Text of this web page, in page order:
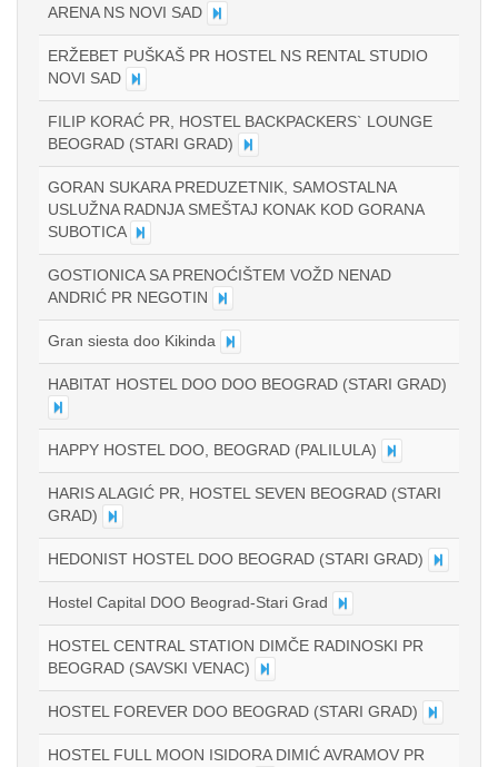
ARENA NS NOVI SAD
ERŽEBET PUŠKAŠ PR HOSTEL NS RENTAL STUDIO
NOVI SAD
FILIP KORAĆ PR, HOSTEL BACKPACKERS` LOUNGE
BEOGRAD (STARI GRAD)
GORAN SUKARA PREDUZETNIK, SAMOSTALNA
USLUŽNA RADNJA SMEŠTAJ KONAK KOD GORANA
SUBOTICA
GOSTIONICA SA PRENOĆIŠTEM VOŽD NENAD
ANDRIĆ PR NEGOTIN
Gran siesta doo Kikinda
HABITAT HOSTEL DOO DOO BEOGRAD (STARI GRAD)
HAPPY HOSTEL DOO, BEOGRAD (PALILULA)
HARIS ALAGIĆ PR, HOSTEL SEVEN BEOGRAD (STARI
GRAD)
HEDONIST HOSTEL DOO BEOGRAD (STARI GRAD)
Hostel Capital DOO Beograd-Stari Grad
HOSTEL CENTRAL STATION DIMČE RADINOSKI PR
BEOGRAD (SAVSKI VENAC)
HOSTEL FOREVER DOO BEOGRAD (STARI GRAD)
HOSTEL FULL MOON ISIDORA DIMIĆ AVRAMOV PR